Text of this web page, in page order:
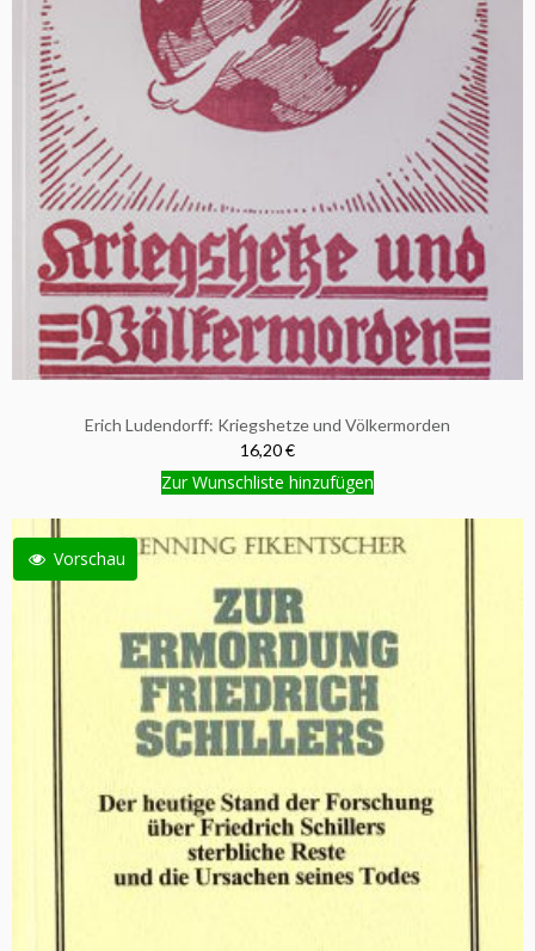
Erich Ludendorff: Kriegshetze und Völkermorden
16,20 €
Zur Wunschliste hinzufügen
Vorschau